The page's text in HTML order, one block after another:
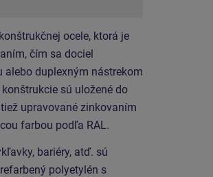
ocele, ktorá je
čím sa dociel
alebo duplexným nástrekom
sú uložené do
upravované zinkovaním
farbou podľa RAL.
bariéry, atď. sú
polyetylén s